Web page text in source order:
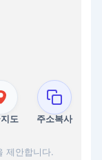
도 주소복사
제안합니다.